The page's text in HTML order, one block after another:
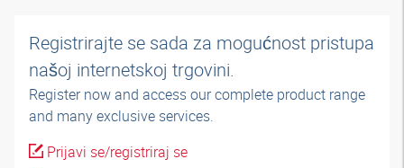
Registrirajte se sada za mogućnost pristupa
našoj internetskoj trgovini.
Register now and access our complete product range
and many exclusive services.
Prijavi se/registriraj se